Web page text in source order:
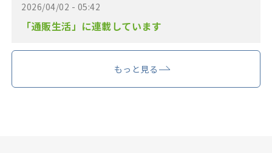
2026/04/02 - 05:42
「通販生活」に連載しています
もっと見る